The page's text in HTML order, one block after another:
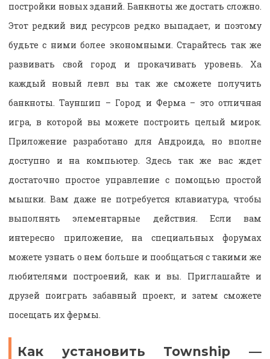
постройки новых зданий. Банкноты же достать сложно.
Этот редкий вид ресурсов редко выпадает, и поэтому
будьте с ними более экономными. Старайтесь так же
развивать свой город и прокачивать уровень. Ха
каждый новый левл вы так же сможете получить
банкноты. Тауншип – Город и Ферма – это отличная
игра, в которой вы можете построить целый мирок.
Приложение разработано для Андроида, но вполне
доступно и на компьютер. Здесь так же вас ждет
достаточно простое управление с помощью простой
мышки. Вам даже не потребуется клавиатура, чтобы
выполнять элементарные действия. Если вам
интересно приложение, на специальных форумах
можете узнать о нем больше и пообщаться с такими же
любителями построений, как и вы. Приглашайте и
друзей поиграть забавный проект, и затем сможете
посещать их фермы.
Как установить Township —